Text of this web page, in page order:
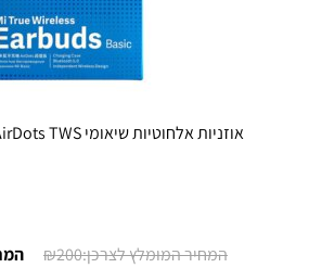
אוזניות אלחוטיות שיאומי Xiaomi Redmi AirDots TWS
₪200